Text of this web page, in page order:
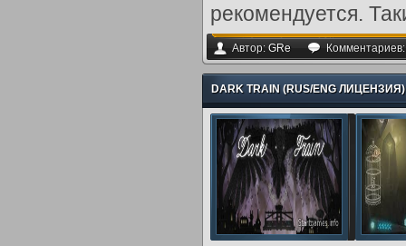
рекомендуется.
Автор:GRe
DARK TRAIN (RUS/ENG